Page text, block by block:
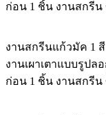
ก่อน 1 ชิ้น งานสกรีน
งานสกรีนแก้วมัค 1
งานเผาเตาแบบรูปล
ก่อน 1 ชิ้น งานสกรีน